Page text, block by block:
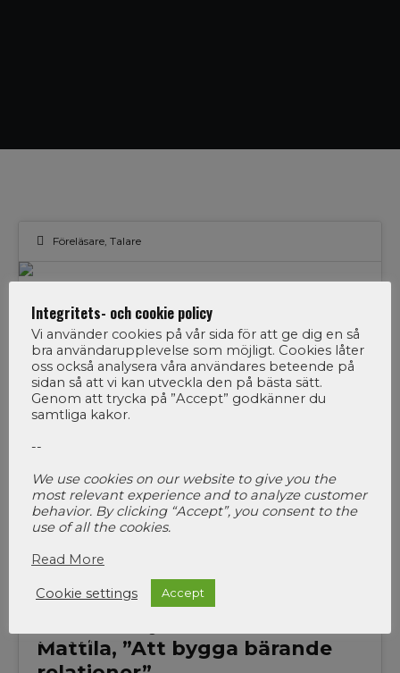
Föreläsare, Talare
28
JUN 2017
Socionomdagarna 2017 –
Intervju med Liv Nilhede
Vi har pratat med Liv Nilhede, Metodgarant IHF
(Intensiv Hemmabaserad Familjebehandling),
socionom, handledare och KBT-terapeut och aktuell
som föreläsare på…
Föreläsare ,Talare
16
JUN 2017
Socionomdagarna 2017 –
Mattila, ”Att bygga bärande
Integritets- och cookie policy
Vi använder cookies på vår sida för att ge dig en så
bra användarupplevelse som möjligt. Cookies låter
oss också analysera våra användares beteende på
sidan så att vi kan utveckla den på bästa sätt.
Genom att trycka på ”Accept” godkänner du
samtliga kakor.
--
We use cookies on our website to give you the
most relevant experience and to analyze customer
behavior. By clicking “Accept”, you consent to the
use of all the cookies.
Read More
Cookie settings Accept